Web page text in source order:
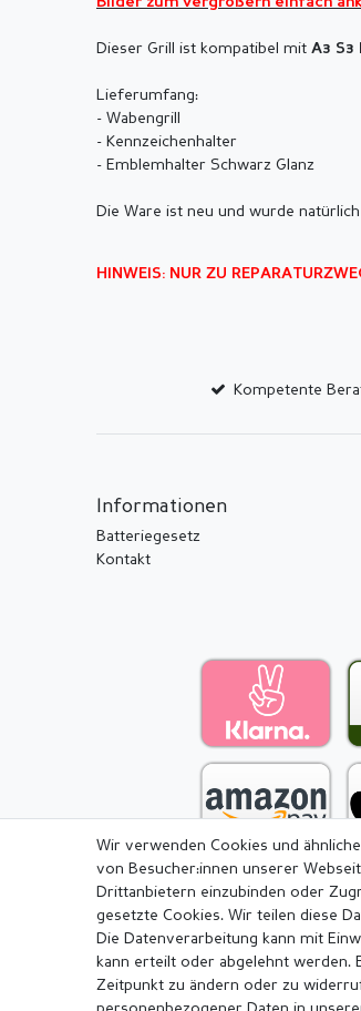
Dieser Grill ist kompatibel mit A3 S3
Lieferumfang:
- Wabengrill
- Kennzeichenhalter
- Emblemhalter Schwarz Glanz
Die Ware ist neu und wurde
HINWEIS: NUR ZU
Kompetente
Informationen
Batteriegesetz
Kontakt
Impressum
Wir verwenden Cookies und
von Besucher:innen unserer
Drittanbietern einzubinden oder
gesetzte Cookies. Wir teilen diese
Die Datenverarbeitung kann mit
kann erteilt oder abgelehnt werden.
Zeitpunkt zu ändern oder zu